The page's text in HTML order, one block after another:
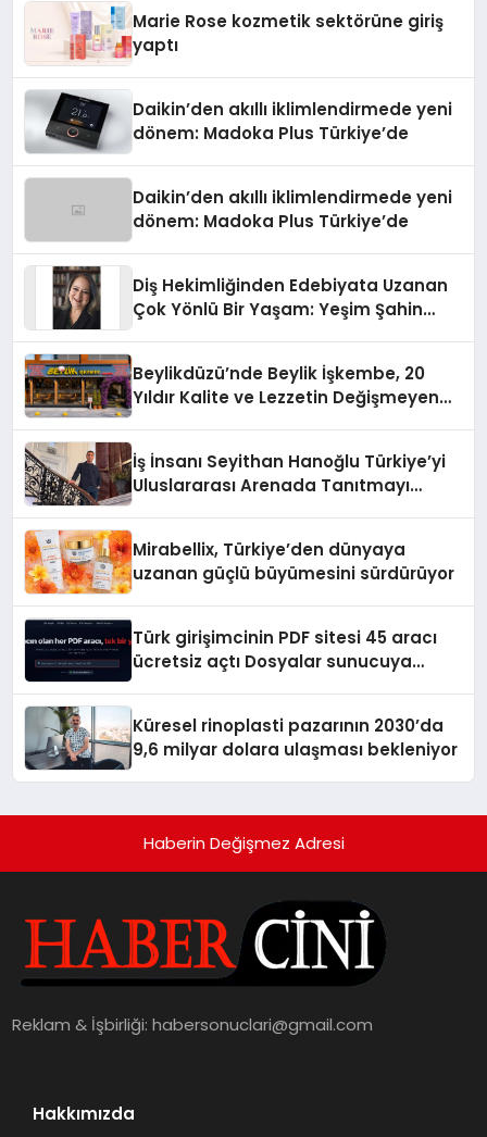
Marie Rose kozmetik sektörüne giriş
yaptı
Daikin’den akıllı iklimlendirmede yeni
dönem: Madoka Plus Türkiye’de
Daikin’den akıllı iklimlendirmede yeni
dönem: Madoka Plus Türkiye’de
Diş Hekimliğinden Edebiyata Uzanan
Çok Yönlü Bir Yaşam: Yeşim Şahin
Beylikdüzü’nde Beylik İşkembe, 20
Yıldır Kalite ve Lezzetin Değişmeyen
İş İnsanı Seyithan Hanoğlu Türkiye’yi
Uluslararası Arenada Tanıtmayı
Mirabellix, Türkiye’den dünyaya
uzanan güçlü büyümesini sürdürüyor
Türk girişimcinin PDF sitesi 45 aracı
ücretsiz açtı Dosyalar sunucuya
Küresel rinoplasti pazarının 2030’da
9,6 milyar dolara ulaşması bekleniyor
Haberin Değişmez Adresi
Reklam & İşbirliği:habersonuclari@gmail.com
Hakkımızda